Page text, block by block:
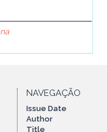
NAVEGAÇÃO
Issue Date
Author
Title